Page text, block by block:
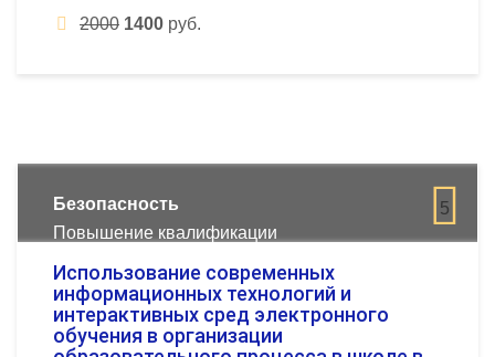
2000 1400 руб.
5
Безопасность
Повышение квалификации
Использование современных
информационных технологий и
интерактивных сред электронного
обучения в организации